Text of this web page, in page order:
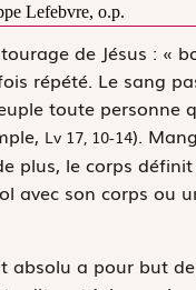
Lefebvre, o.p.
de Jésus : «
répété. Le sang
toute personne
Lv 17, 10-14).
plus, le corps
avec son corps ou
a pour but